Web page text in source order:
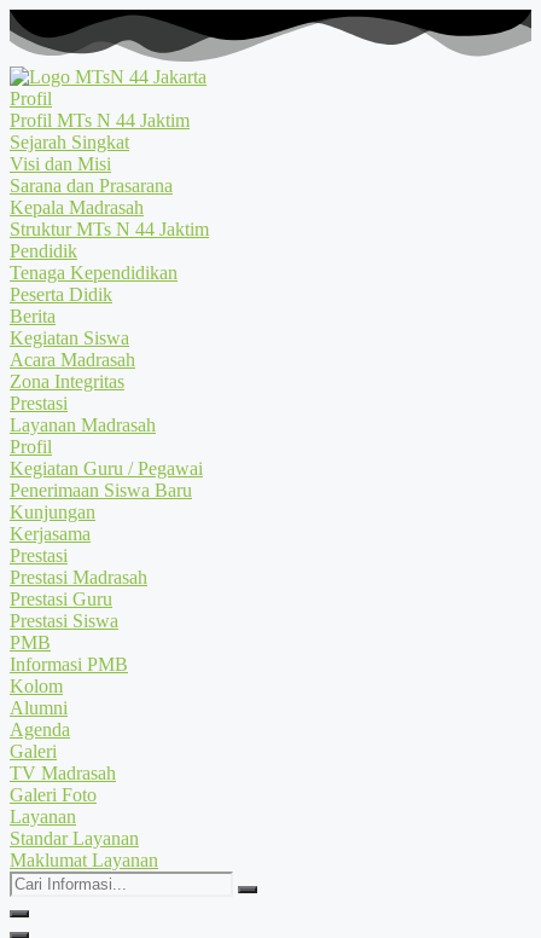
Profil
Profil MTs N 44 Jaktim
Sejarah Singkat
Visi dan Misi
Sarana dan Prasarana
Kepala Madrasah
Struktur MTs N 44 Jaktim
Pendidik
Tenaga Kependidikan
Peserta Didik
Berita
Kegiatan Siswa
Acara Madrasah
Zona Integritas
Prestasi
Layanan Madrasah
Profil
Kegiatan Guru / Pegawai
Penerimaan Siswa Baru
Kunjungan
Kerjasama
Prestasi
Prestasi Madrasah
Prestasi Guru
Prestasi Siswa
PMB
Informasi PMB
Kolom
Alumni
Agenda
Galeri
TV Madrasah
Galeri Foto
Layanan
Standar Layanan
Maklumat Layanan
Cari
Informasi...